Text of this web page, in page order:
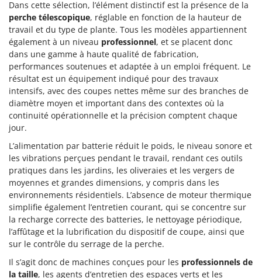
Dans cette sélection, l’élément distinctif est la présence de la
perche télescopique, réglable en fonction de la hauteur de
travail et du type de plante. Tous les modèles appartiennent
également à un niveau professionnel, et se placent donc
dans une gamme à haute qualité de fabrication,
performances soutenues et adaptée à un emploi fréquent. Le
résultat est un équipement indiqué pour des travaux
intensifs, avec des coupes nettes même sur des branches de
diamètre moyen et important dans des contextes où la
continuité opérationnelle et la précision comptent chaque
jour.
L’alimentation par batterie réduit le poids, le niveau sonore et
les vibrations perçues pendant le travail, rendant ces outils
pratiques dans les jardins, les oliveraies et les vergers de
moyennes et grandes dimensions, y compris dans les
environnements résidentiels. L’absence de moteur thermique
simplifie également l’entretien courant, qui se concentre sur
la recharge correcte des batteries, le nettoyage périodique,
l’affûtage et la lubrification du dispositif de coupe, ainsi que
sur le contrôle du serrage de la perche.
Il s’agit donc de machines conçues pour les professionnels de
la taille, les agents d’entretien des espaces verts et les